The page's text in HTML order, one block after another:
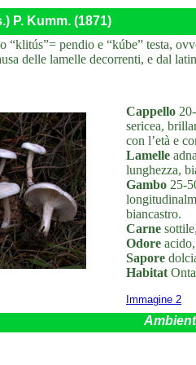
P. Kumm. (1871)
pendio e “kúbe” testa,
delle lamelle decorrenti, e dal
Cappello
sericea,
con l’età e
Lamelle
lunghezza,
Gambo 25-
biancastro.
Carne
Odore
Sapore
Habitat
Immagine 2